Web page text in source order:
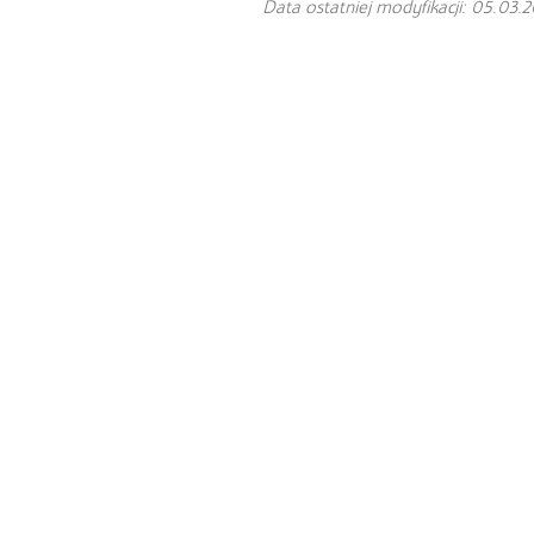
Data ostatniej modyfikacji: